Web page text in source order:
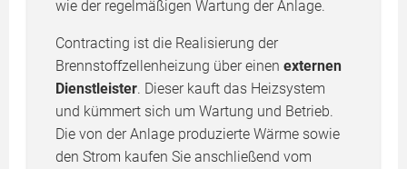
wie der regelmäßigen Wartung der Anlage.
Contracting ist die Realisierung der
Brennstoffzellenheizung über einen externen
Dienstleister. Dieser kauft das Heizsystem
und kümmert sich um Wartung und Betrieb.
Die von der Anlage produzierte Wärme sowie
den Strom kaufen Sie anschließend vom